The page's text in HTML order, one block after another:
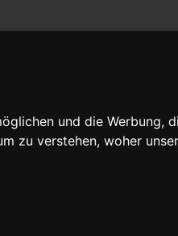
und die Werbung,
zu verstehen, woher